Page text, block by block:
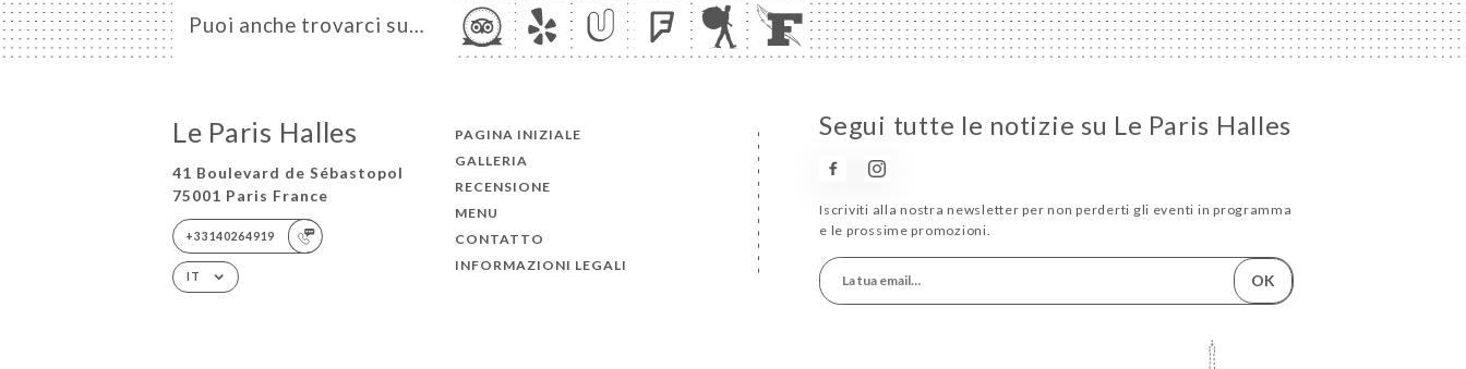
Puoi anche trovarci su…
Le Paris Halles
41 Boulevard de Sébastopol
75001 Paris France
+33140264919
IT
PAGINA INIZIALE
GALLERIA
RECENSIONE
MENU
CONTATTO
INFORMAZIONI LEGALI
Segui tutte le notizie su Le Paris Halles
Iscriviti alla nostra newsletter per non perderti gli eventi in programma
e le prossime promozioni.
OK